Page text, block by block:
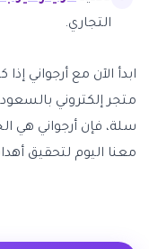
التجاري.
ابدأ الآن مع أرجواني
متجر إلكتروني
سلة، فإن أرجواني هي
معنا اليوم لتحقيق